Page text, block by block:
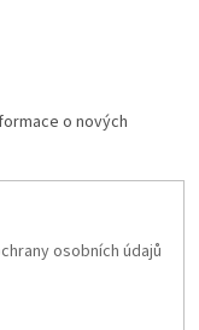
o nových
osobních údajů